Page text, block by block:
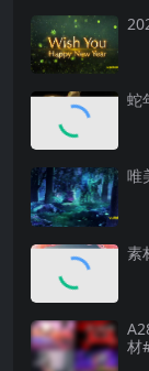
蛇
唯
素
材